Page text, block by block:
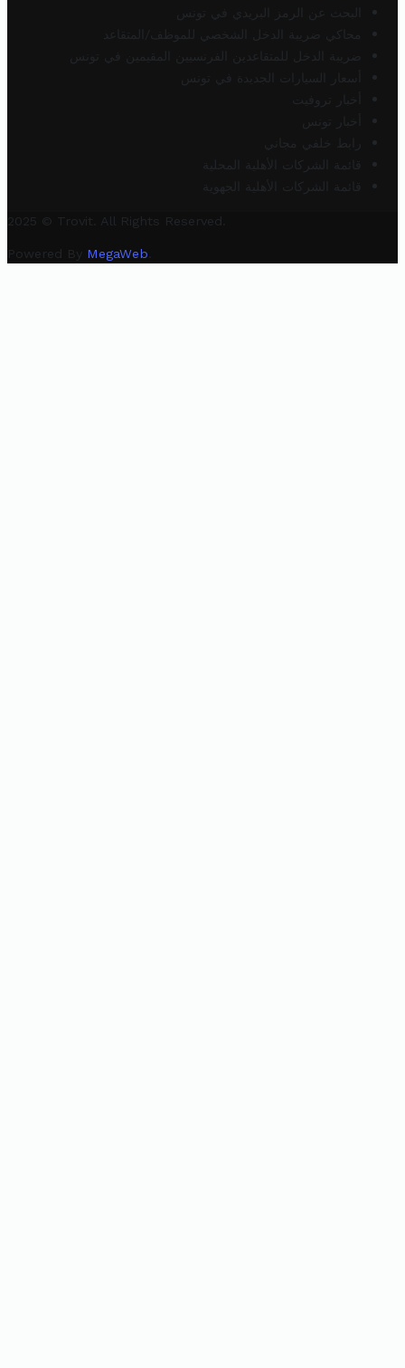
البحث عن الرمز البريدي في تونس
محاكي ضريبة الدخل الشخصي للموظف/المتقاعد
ضريبة الدخل للمتقاعدين الفرنسيين المقيمين في تونس
أسعار السيارات الجديدة في تونس
أخبار تروفيت
أخبار تونس
رابط خلفي مجاني
قائمة الشركات الأهلية المحلية
قائمة الشركات الأهلية الجهوية
2025 © Trovit. All Rights Reserved.
Powered By MegaWeb